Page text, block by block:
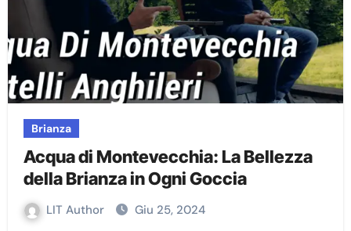
Brianza
Acqua di Montevecchia: La Bellezza
della Brianza in Ogni Goccia
LIT Author Giu 25, 2024